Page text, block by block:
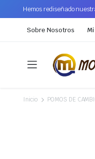
Hemos rediseñado
Sobre Nosotros
Inicio POMOS DE